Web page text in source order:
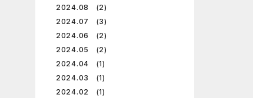
2024.08 (2)
2024.07 (3)
2024.06 (2)
2024.05 (2)
2024.04 (1)
2024.03 (1)
2024.02 (1)